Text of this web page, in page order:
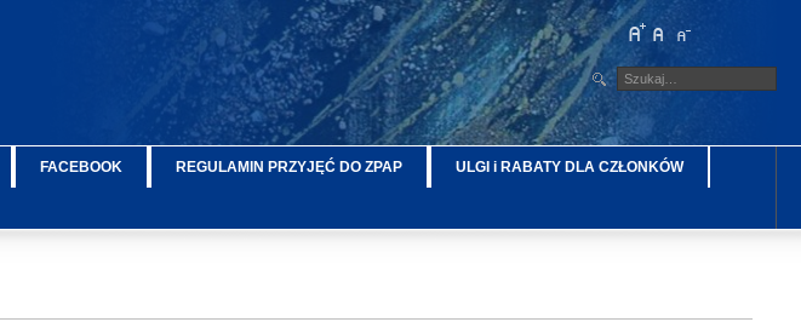
FACEBOOK REGULAMIN PRZYJĘĆ DO ZPAP ULGI i RABATY DLA CZŁONKÓW